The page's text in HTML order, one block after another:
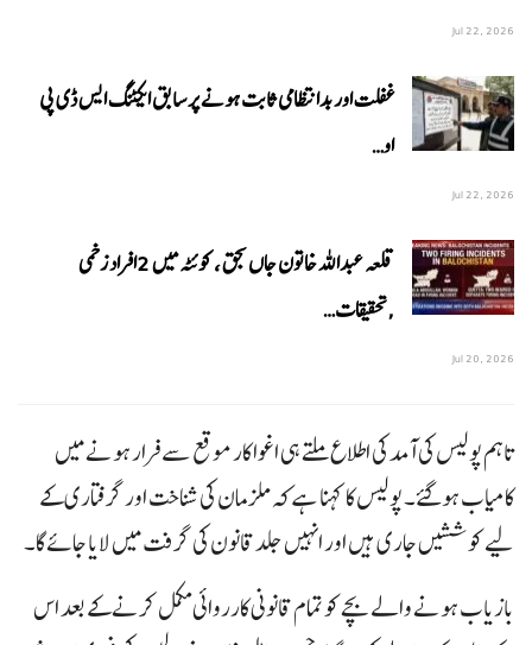
Jul 22, 2026
غفلت اور بدانتظامی ثابت ہونے پر سابق ایکٹنگ ایس ڈی پی
او…
Jul 22, 2026
قلعہ عبداللہ خاتون جاں بحق ، کوئٹہ میں 2افراد زخمی
,تحقیقات…
Jul 20, 2026
تاہم پولیس کی آمد کی اطلاع ملتے ہی اغوا کار موقع سے فرار ہونے میں
کامیاب ہوگئے۔ پولیس کا کہنا ہے کہ ملزمان کی شناخت اور گرفتاری کے
لیے کوششیں جاری ہیں اور انہیں جلد قانون کی گرفت میں لایا جائے گا۔
بازیاب ہونے والے بچے کو تمام قانونی کارروائی مکمل کرنے کے بعد اس